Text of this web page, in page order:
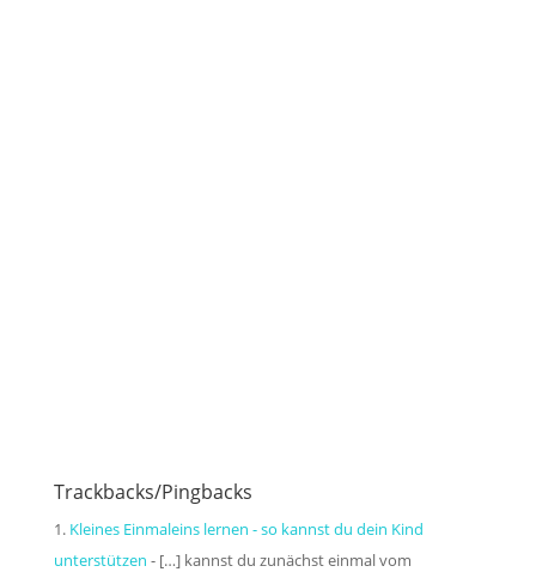
Trackbacks/Pingbacks
Kleines Einmaleins lernen - so kannst du dein Kind
unterstützen - […] kannst du zunächst einmal vom